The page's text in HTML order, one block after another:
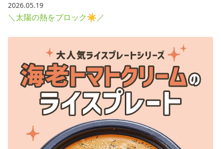
2026.05.19
＼太陽の熱をブロック☀／